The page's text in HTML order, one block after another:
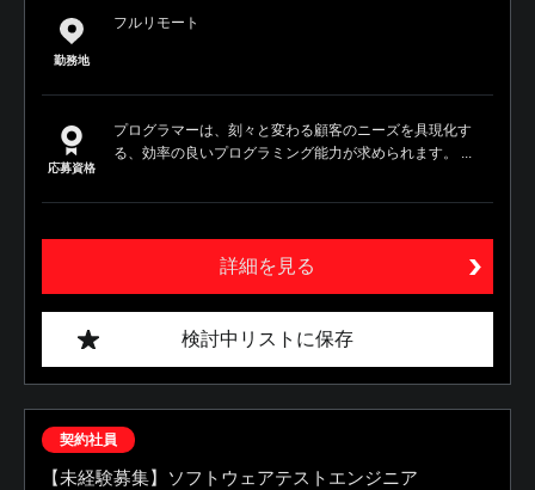
勤務地
フルリモート
応募資格
プログラマーは、刻々と変わる顧客のニーズを具現化す
る、効率の良いプログラミング能力が求められます。 ...
詳細を見る
検討中リストに保存
契約社員
【未経験募集】ソフトウェアテストエンジニア